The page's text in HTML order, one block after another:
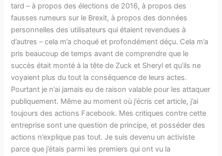
tard – à propos des élections de 2016, à propos des
fausses rumeurs sur le Brexit, à propos des données
personnelles des utilisateurs qui étaient revendues à
d’autres – cela m’a choqué et profondément déçu. Cela m’a
pris beaucoup de temps avant de comprendre que le
succès était monté à la tête de Zuck et Sheryl et qu’ils ne
voyaient plus du tout la conséquence de leurs actes.
Pourtant je n’ai jamais eu de raison valable pour les attaquer
publiquement. Même au moment où j’écris cet article, j’ai
toujours des actions Facebook. Mes critiques contre cette
entreprise sont une question de principe, et posséder des
actions n’explique pas tout. Je suis devenu un activiste
parce que j’étais parmi les premiers qui ont vu la